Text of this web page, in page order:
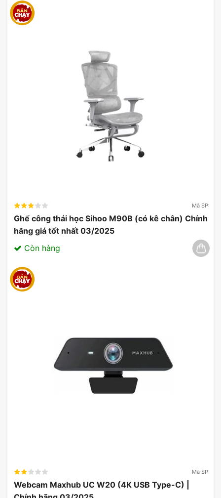
Mã SP:
Ghế công thái học Sihoo M90B (có kê chân) Chính
hãng giá tốt nhất 03/2025
Còn hàng
Mã SP:
Webcam Maxhub UC W20 (4K USB Type-C) |